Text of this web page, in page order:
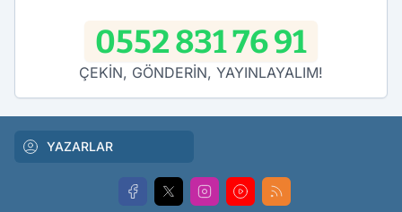
0552 831 76 91
ÇEKİN, GÖNDERİN, YAYINLAYALIM!
YAZARLAR